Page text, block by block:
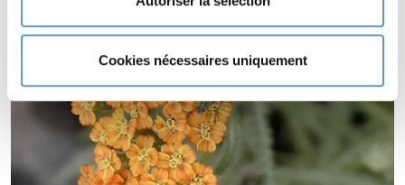
Cookies nécessaires uniquement